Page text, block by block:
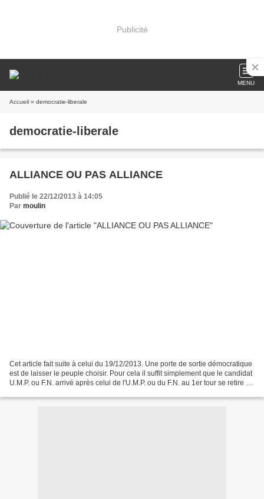
Publicité
MENU
Accueil » democratie-liberale
democratie-liberale
ALLIANCE OU PAS ALLIANCE
Publié le 22/12/2013 à 14:05
Par moulin
Cet article fait suite à celui du 19/12/2013. Une porte de sortie démocratique
est de laisser le peuple choisir. Pour cela il suffit simplement que le candidat
U.M.P. ou F.N. arrivé après celui de l'U.M.P. ou du F.N. au 1er tour se retire au